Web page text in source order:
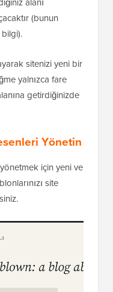
(bunun
sitenizi yeni bir
yalnızca fare
getirdiğinizde
Yönetin
yönetmek için yeni ve
site